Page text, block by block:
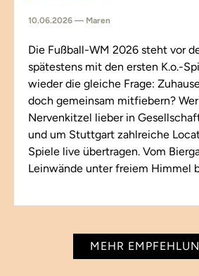
10.06.2026 — Maren
Die Fußball-WM 2026 steht vor
spätestens mit den ersten K.o.-
wieder die gleiche Frage:
doch gemeinsam mitfiebern?
Nervenkitzel lieber in
und um Stuttgart zahlreiche
Spiele live übertragen. Vom
Leinwände unter freiem Himmel
MEHR